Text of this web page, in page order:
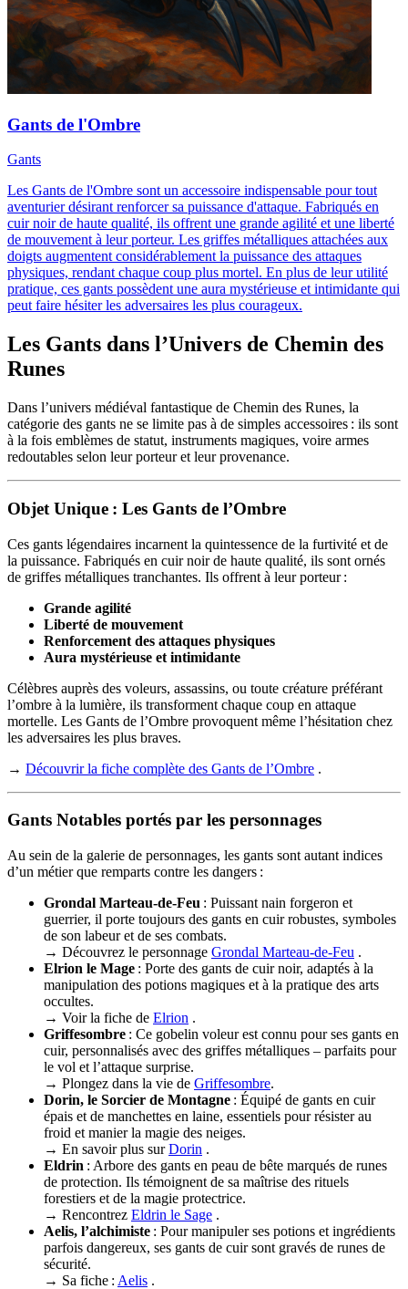
Gants de l'Ombre
Gants
Les Gants de l'Ombre sont un accessoire indispensable pour tout
aventurier désirant renforcer sa puissance d'attaque. Fabriqués en
cuir noir de haute qualité, ils offrent une grande agilité et une liberté
de mouvement à leur porteur. Les griffes métalliques attachées aux
doigts augmentent considérablement la puissance des attaques
physiques, rendant chaque coup plus mortel. En plus de leur utilité
pratique, ces gants possèdent une aura mystérieuse et intimidante qui
peut faire hésiter les adversaires les plus courageux.
Les Gants dans l’Univers de Chemin des
Runes
Dans l’univers médiéval fantastique de Chemin des Runes, la
catégorie des gants ne se limite pas à de simples accessoires : ils sont
à la fois emblèmes de statut, instruments magiques, voire armes
redoutables selon leur porteur et leur provenance.
Objet Unique : Les Gants de l’Ombre
Ces gants légendaires incarnent la quintessence de la furtivité et de
la puissance. Fabriqués en cuir noir de haute qualité, ils sont ornés
de griffes métalliques tranchantes. Ils offrent à leur porteur :
Grande agilité
Liberté de mouvement
Renforcement des attaques physiques
Aura mystérieuse et intimidante
Célèbres auprès des voleurs, assassins, ou toute créature préférant
l’ombre à la lumière, ils transforment chaque coup en attaque
mortelle. Les Gants de l’Ombre provoquent même l’hésitation chez
les adversaires les plus braves.
→ Découvrir la fiche complète des Gants de l’Ombre .
Gants Notables portés par les personnages
Au sein de la galerie de personnages, les gants sont autant indices
d’un métier que remparts contre les dangers :
Grondal Marteau-de-Feu : Puissant nain forgeron et
guerrier, il porte toujours des gants en cuir robustes, symboles
de son labeur et de ses combats.
→ Découvrez le personnage Grondal Marteau-de-Feu .
Elrion le Mage : Porte des gants de cuir noir, adaptés à la
manipulation des potions magiques et à la pratique des arts
occultes.
→ Voir la fiche de Elrion .
Griffesombre : Ce gobelin voleur est connu pour ses gants en
cuir, personnalisés avec des griffes métalliques – parfaits pour
le vol et l’attaque surprise.
→ Plongez dans la vie de Griffesombre.
Dorin, le Sorcier de Montagne : Équipé de gants en cuir
épais et de manchettes en laine, essentiels pour résister au
froid et manier la magie des neiges.
→ En savoir plus surDorin .
Eldrin : Arbore des gants en peau de bête marqués de runes
de protection. Ils témoignent de sa maîtrise des rituels
forestiers et de la magie protectrice.
→ Rencontrez Eldrin le Sage .
Aelis, l’alchimiste : Pour manipuler ses potions et ingrédients
parfois dangereux, ses gants de cuir sont gravés de runes de
sécurité.
→ Sa fiche : Aelis .